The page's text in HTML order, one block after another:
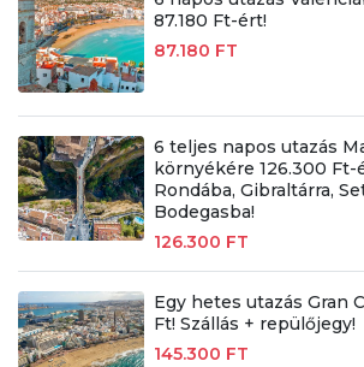
87.180 Ft-ért!
87.180 FT
6 teljes napos utazás
környékére 126.300 Ft-
Rondába, Gibraltárra,
Bodegasba!
126.300 FT
Egy hetes utazás Gran
Ft! Szállás + repülőjegy!
145.300 FT